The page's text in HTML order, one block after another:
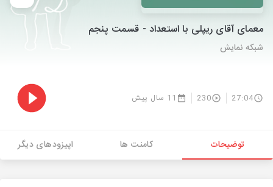
معمای آقای ریپلی با استعداد - قسمت پنجم
شبکه نمایش
27:04
230 11 سال پیش
توضیحات کامنت ها اپیزودهای دیگر